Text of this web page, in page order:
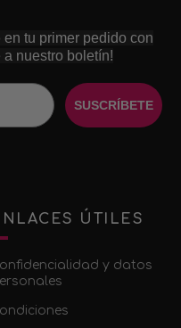
en tu primer pedido con
nuestro boletín!
SUSCRÍBETE
ÚTILES
y datos